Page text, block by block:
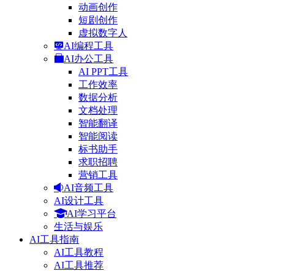
动画创作
短剧创作
虚拟数字人
AI编程工具
AI办公工具
AI PPT工具
工作效率
数据分析
文档处理
智能翻译
智能阅读
标书助手
求职招聘
营销工具
AI音频工具
AI设计工具
AI学习平台
生活与娱乐
AI工具指南
AI工具教程
AI工具推荐